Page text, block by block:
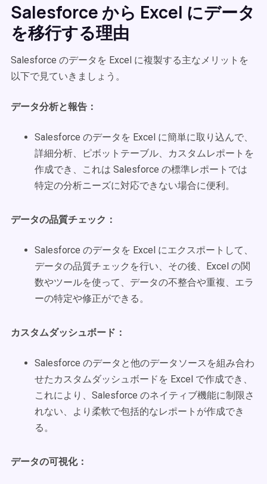
Salesforce から Excel にデータ
を移行する理由
Salesforce のデータを Excel に複製する主なメリットを
以下で見ていきましょう。
データ分析と報告：
Salesforce のデータを Excel に簡単に取り込んで、
詳細分析、ピボットテーブル、カスタムレポートを
作成でき、これは Salesforce の標準レポートでは
特定の分析ニーズに対応できない場合に便利。
データの品質チェック：
Salesforce のデータを Excel にエクスポートして、
データの品質チェックを行い、その後、Excel の関
数やツールを使って、データの不整合や重複、エラ
ーの特定や修正ができる。
カスタムダッシュボード：
Salesforce のデータと他のデータソースを組み合わ
せたカスタムダッシュボードを Excel で作成でき、
これにより、Salesforce のネイティブ機能に制限さ
れない、より柔軟で包括的なレポートが作成でき
る。
データの可視化：